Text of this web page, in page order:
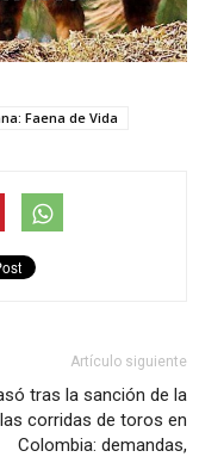
Faena de Vida
Artículo siguiente
tras la sanción de la
corridas de toros en
Colombia: demandas,